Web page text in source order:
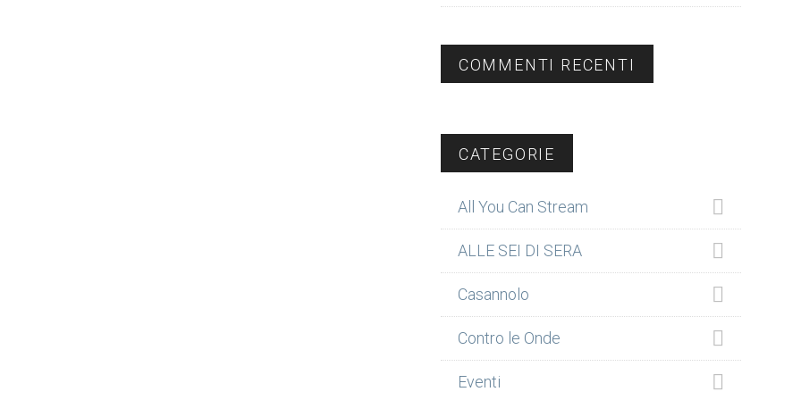
COMMENTI RECENTI
CATEGORIE
All You Can Stream
ALLE SEI DI SERA
Casannolo
Contro le Onde
Eventi